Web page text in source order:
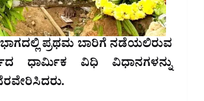
ಭಾಗದಲ್ಲಿ ಪ್ರಥಮ ಬಾರಿಗೆ ನಡೆಯಲಿರುವ
ಧಾರ್ಮಿಕ ವಿಧಿ ವಿಧಾನಗಳನ್ನು